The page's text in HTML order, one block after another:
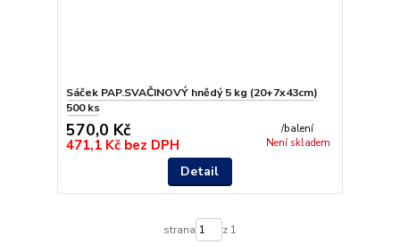
Sáček PAP.SVAČINOVÝ hnědý 5 kg (20+7x43cm)
500 ks
570,0 Kč /balení
471,1 Kč bez DPH Není skladem
Detail
strana z 1